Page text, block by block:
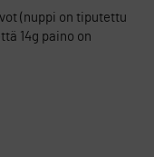
(nuppi on tiputettu
14g paino on